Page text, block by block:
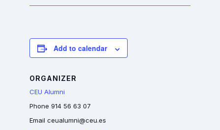
Add to calendar
ORGANIZER
CEU Alumni
Phone914 56 63 07
Emailceualumni@ceu.es